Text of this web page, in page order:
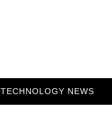
TECHNOLOGY NEWS